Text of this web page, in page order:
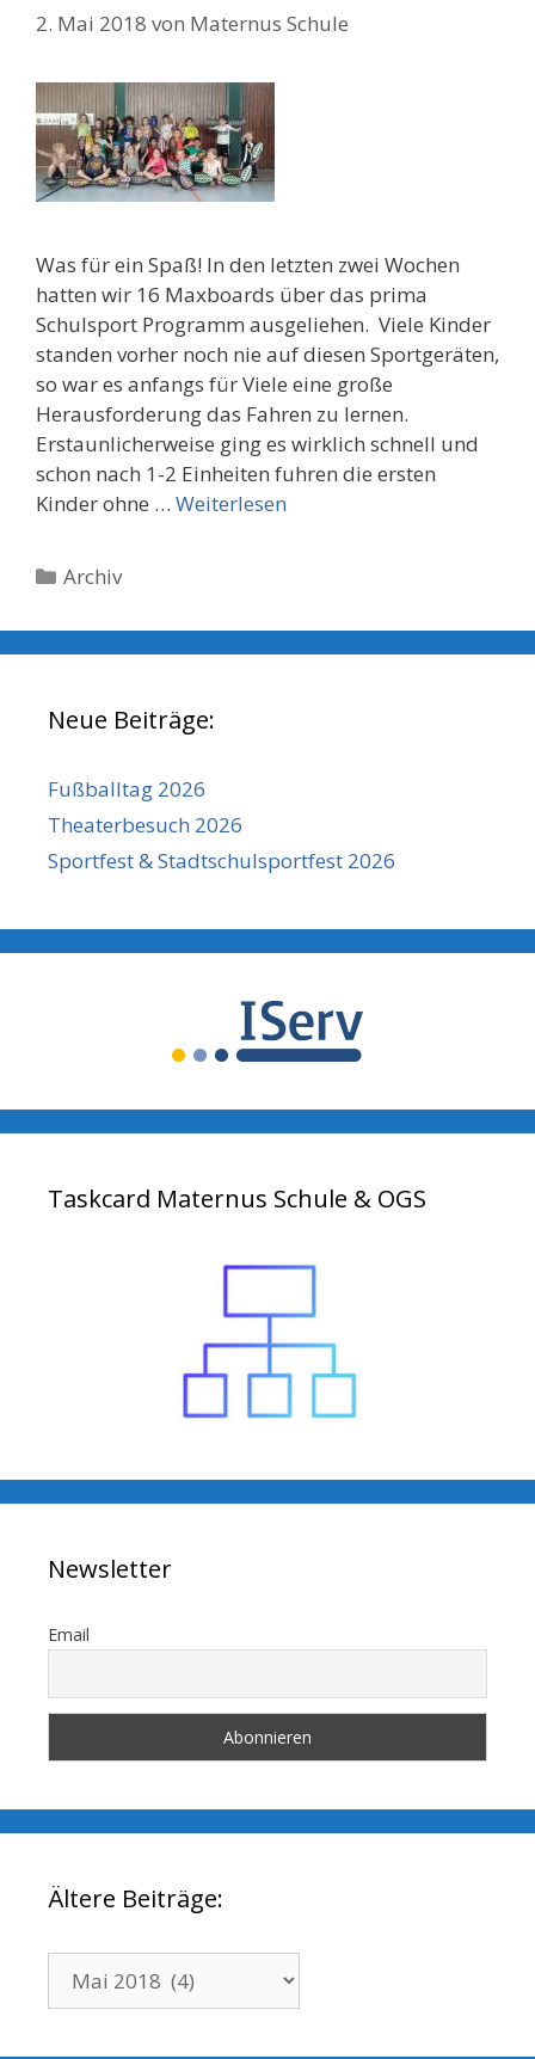
2. Mai 2018 von Maternus Schule
Was für ein Spaß! In den letzten zwei Wochen
hatten wir 16 Maxboards über das prima
Schulsport Programm ausgeliehen. Viele Kinder
standen vorher noch nie auf diesen Sportgeräten,
so war es anfangs für Viele eine große
Herausforderung das Fahren zu lernen.
Erstaunlicherweise ging es wirklich schnell und
schon nach 1-2 Einheiten fuhren die ersten
Kinder ohne … Weiterlesen
Kategorien
Archiv
Neue Beiträge:
Fußballtag 2026
Theaterbesuch 2026
Sportfest & Stadtschulsportfest 2026
Taskcard Maternus Schule & OGS
Newsletter
Email
Ältere Beiträge:
Beiträge: